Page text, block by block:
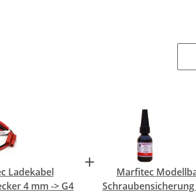
Ladekabel
4 mm -> G4
+
Marfitec
Schraubensicherung